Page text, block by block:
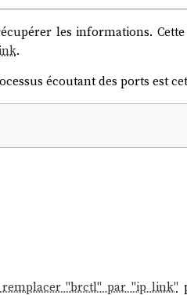
les informations.
.
écoutant des ports est
"brctl" par "ip link"